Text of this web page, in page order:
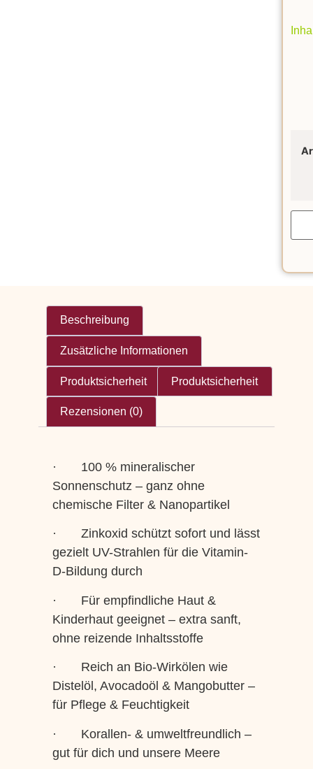
Beschreibung
Zusätzliche Informationen
Produktsicherheit Produktsicherheit
Rezensionen (0)
· 100 % mineralischer
Sonnenschutz – ganz ohne
chemische Filter & Nanopartikel
· Zinkoxid schützt sofort und lässt
gezielt UV-Strahlen für die Vitamin-
D-Bildung durch
· Für empfindliche Haut &
Kinderhaut geeignet – extra sanft,
ohne reizende Inhaltsstoffe
· Reich an Bio-Wirkölen wie
Distelöl, Avocadoöl & Mangobutter –
für Pflege & Feuchtigkeit
· Korallen- & umweltfreundlich –
gut für dich und unsere Meere